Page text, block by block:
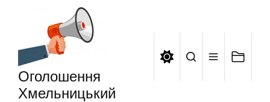
Оголошення
Хмельницький